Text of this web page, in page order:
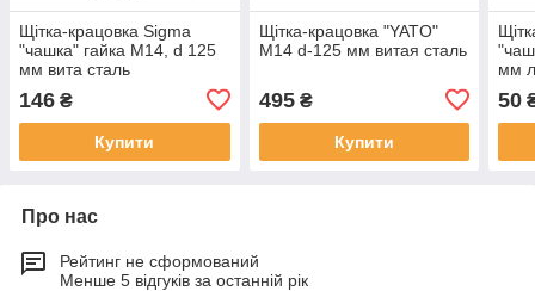
Щітка-крацовка Sigma
"чашка" гайка М14, d 125
мм вита сталь
146 ₴
Купити
Щітка-крацовка "YATO"
М14 d-125 мм витая сталь
495₴
Купити
мм
50
Про нас
Рейтинг не сформований
Менше 5 відгуків за останній рік